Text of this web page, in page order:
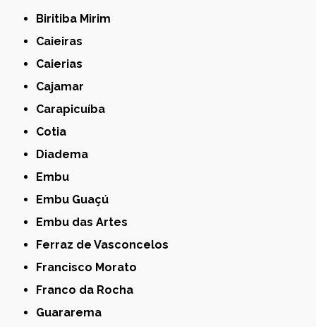
Biritiba Mirim
Caieiras
Caierias
Cajamar
Carapicuíba
Cotia
Diadema
Embu
Embu Guaçú
Embu das Artes
Ferraz de Vasconcelos
Francisco Morato
Franco da Rocha
Guararema